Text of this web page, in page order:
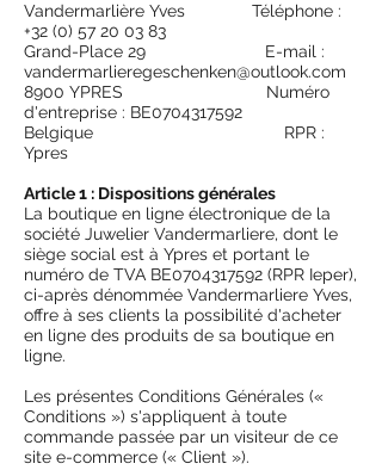
Vandermarlière Yves Téléphone :
+32 (0) 57 20 03 83
Grand-Place 29 E-mail :
vandermarlieregeschenken@outlook.com
8900 YPRES Numéro
d'entreprise : BE0704317592
Belgique RPR :
Ypres
Article 1 : Dispositions générales
La boutique en ligne électronique de la
société Juwelier Vandermarliere, dont le
siège social est à Ypres et portant le
numéro de TVA BE0704317592 (RPR Ieper),
ci-après dénommée Vandermarliere Yves,
offre à ses clients la possibilité d'acheter
en ligne des produits de sa boutique en
ligne.
Les présentes Conditions Générales («
Conditions ») s'appliquent à toute
commande passée par un visiteur de ce
site e-commerce (« Client »).